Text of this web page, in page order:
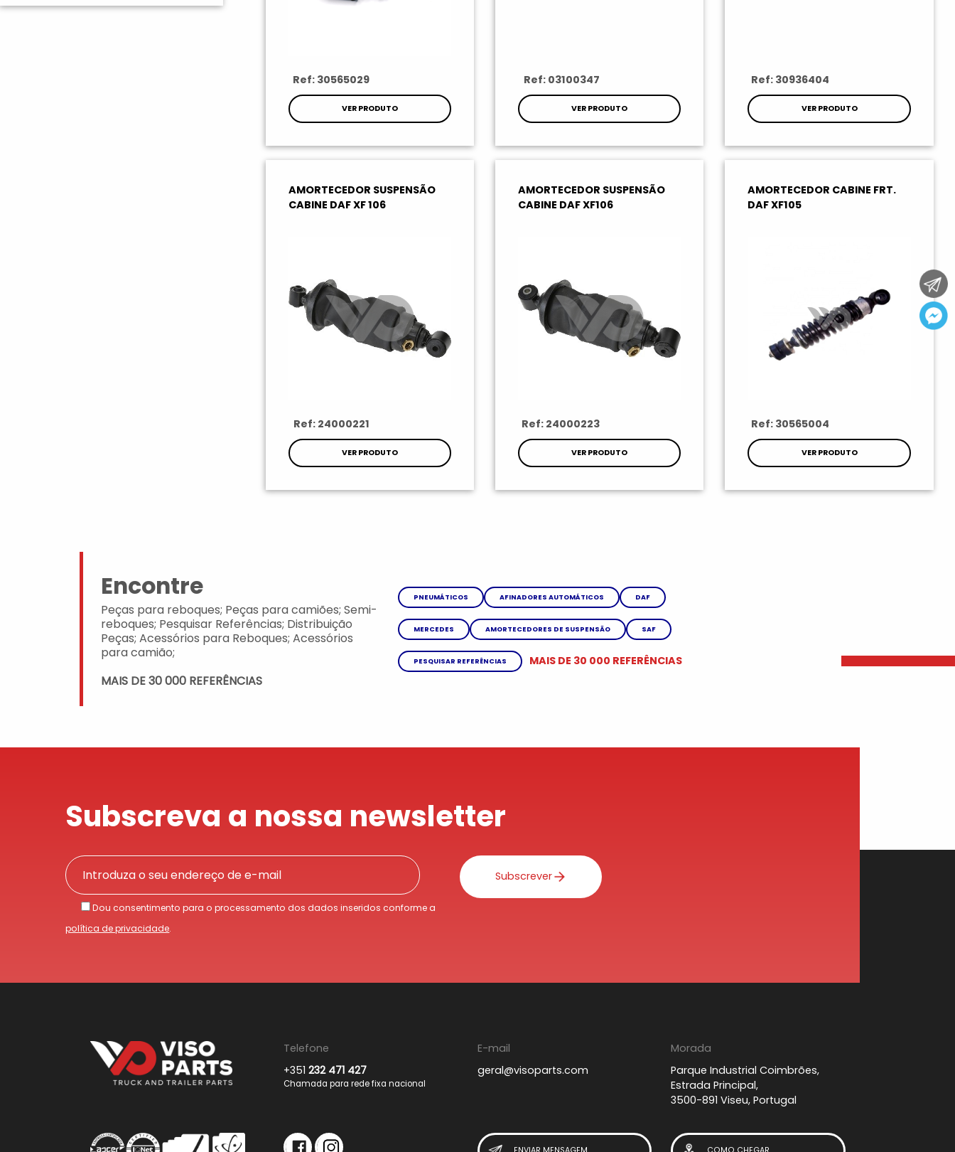
Ref: 30565029
VER PRODUTO
Ref: 03100347
VER PRODUTO
Ref: 30936404
VER PRODUTO
AMORTECEDOR SUSPENSÃO
CABINE DAF XF 106
Ref: 24000221
VER PRODUTO
AMORTECEDOR SUSPENSÃO
CABINE DAF XF106
Ref: 24000223
VER PRODUTO
AMORTECEDOR CABINE FRT.
DAF XF105
Ref: 30565004
VER PRODUTO
Encontre
Peças para reboques; Peças para camiões; Semi-
reboques; Pesquisar Referências; Distribuição
Peças; Acessórios para Reboques; Acessórios
para camião;
MAIS DE 30 000 REFERÊNCIAS
PNEUMÁTICOS AFINADORES AUTOMÁTICOS DAF
MERCEDES AMORTECEDORES DE SUSPENSÃO SAF
PESQUISAR REFERÊNCIAS MAIS DE 30 000 REFERÊNCIAS
Subscreva a nossa newsletter
Dou consentimento para o processamento dos dados inseridos conforme a
política de privacidade.
Subscrever
Telefone
+351232 471 427
Chamada para rede fixa nacional
E-mail
geral@visoparts.com
Morada
Parque Industrial Coimbrões,
Estrada Principal,
3500-891 Viseu, Portugal